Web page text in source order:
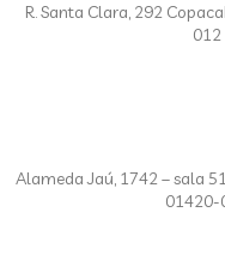
R. Santa Clara, 292
Alameda Jaú, 1742 – sala
01420-